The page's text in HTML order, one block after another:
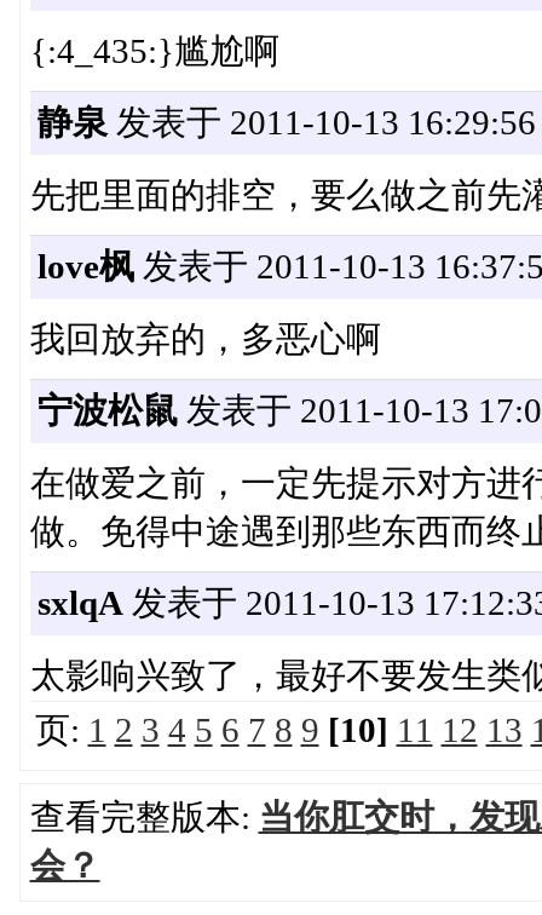
{:4_435:}尴尬啊
静泉 发表于 2011-10-13 16:29:56
先把里面的排空，要么做之前先
love枫发表于 2011-10-13
我回放弃的，多恶心啊
宁波松鼠发表于 2011-10-13
在做爱之前，一定先提示对方进
做。免得中途遇到那些东西而终
sxlqA发表于 2011-10-13
太影响兴致了，最好不要发生类
页: 1 2 3 4 5 6 7 8 9 [10] 11 12 13
查看完整版本: 当你肛交时，发
会？